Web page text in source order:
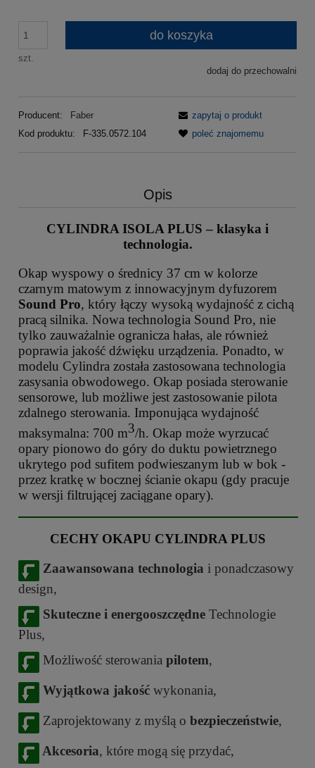
szt.
do koszyka
dodaj do przechowalni
Producent:
Faber
Kod produktu:
F-335.0572.104
zapytaj o produkt
poleć znajomemu
Opis
CYLINDRA ISOLA PLUS – klasyka i
technologia.
Okap wyspowy o średnicy 37 cm w kolorze
czarnym matowym z innowacyjnym dyfuzorem
Sound Pro, który łączy wysoką wydajność z cichą
pracą silnika. Nowa technologia Sound Pro, nie
tylko zauważalnie ogranicza hałas, ale również
poprawia jakość dźwięku urządzenia. Ponadto, w
modelu Cylindra została zastosowana technologia
zasysania obwodowego. Okap posiada sterowanie
sensorowe, lub możliwe jest zastosowanie pilota
zdalnego sterowania. Imponująca wydajność
maksymalna: 700 m3/h. Okap może wyrzucać
opary pionowo do góry do duktu powietrznego
ukrytego pod sufitem podwieszanym lub w bok -
przez kratkę w bocznej ścianie okapu (gdy pracuje
w wersji filtrującej zaciągane opary).
CECHY OKAPU CYLINDRA PLUS
Zaawansowana technologia i ponadczasowy
design,
Skuteczne i energooszczędne Technologie
Plus,
Możliwość sterowania pilotem,
Wyjątkowa jakość wykonania,
Zaprojektowany z myślą o bezpieczeństwie,
Akcesoria, które mogą się przydać,